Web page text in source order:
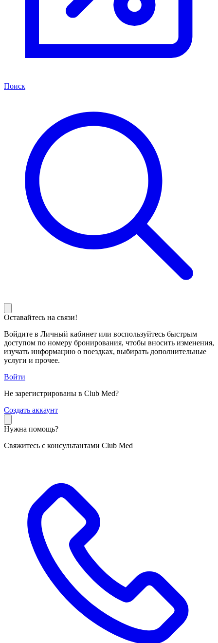
Поиск
Оставайтесь на связи!
Войдите в Личный кабинет или воспользуйтесь быстрым
доступом по номеру бронирования, чтобы вносить изменения,
изучать информацию о поездках, выбирать дополнительные
услуги и прочее.
Войти
Не зарегистрированы в Club Med?
Создать аккаунт
Нужна помощь?
Свяжитесь с консультантами Club Med